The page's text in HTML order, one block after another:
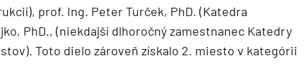
prof. Ing. Peter Turček, PhD. (Katedra
PhD., (niekdajší dlhoročný zamestnanec Katedry
Toto dielo zároveň získalo 2. miesto v kategórii